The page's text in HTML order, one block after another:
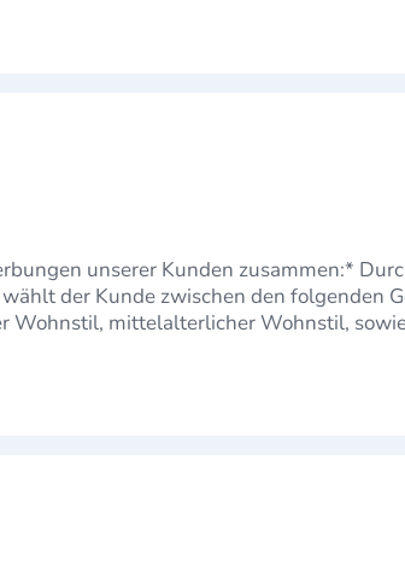
unserer Kunden zusammen:*
der Kunde zwischen den folgenden
Wohnstil, mittelalterlicher Wohnstil,